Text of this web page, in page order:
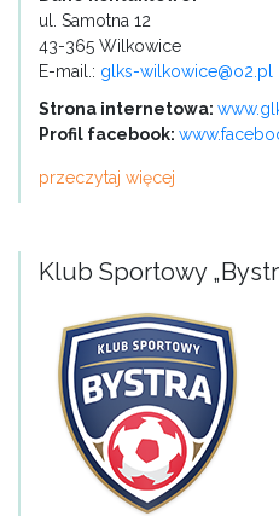
ul. Samotna 12
43-365 Wilkowice
E-mail.: glks-wilkowice@o2.pl
Strona internetowa:
Profil facebook:
przeczytaj więcej
Klub Sportowy